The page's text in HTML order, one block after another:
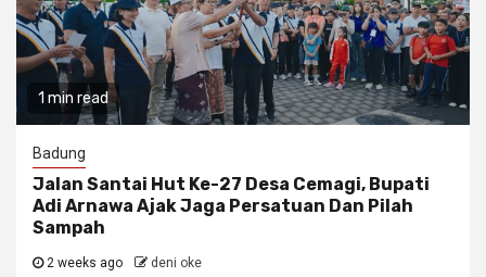
1 min read
Badung
Jalan Santai Hut Ke-27 Desa Cemagi, Bupati
Adi Arnawa Ajak Jaga Persatuan Dan Pilah
Sampah
2 weeks ago deni oke